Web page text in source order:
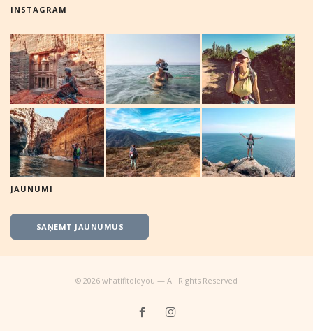
INSTAGRAM
JAUNUMI
SAŅEMT JAUNUMUS
© 2026 whatifitoldyou — All Rights Reserved